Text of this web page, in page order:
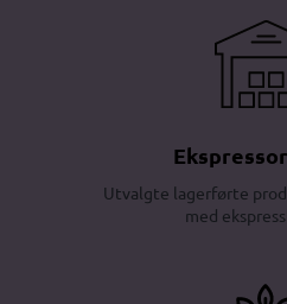
Utvalgte lagerførte
med